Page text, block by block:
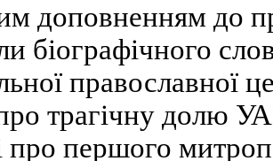
доповненням до
біографічного
православної
про трагічну долю
про першого